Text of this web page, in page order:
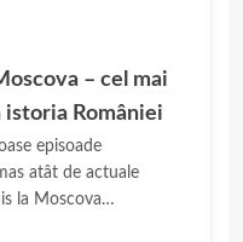
– cel mai
României
episoade
atât de actuale
la Moscova…